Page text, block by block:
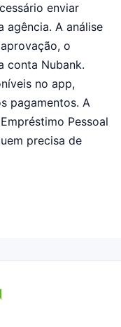
enviar
agência. A análise
o
conta Nubank.
no app,
pagamentos. A
Pessoal
precisa de